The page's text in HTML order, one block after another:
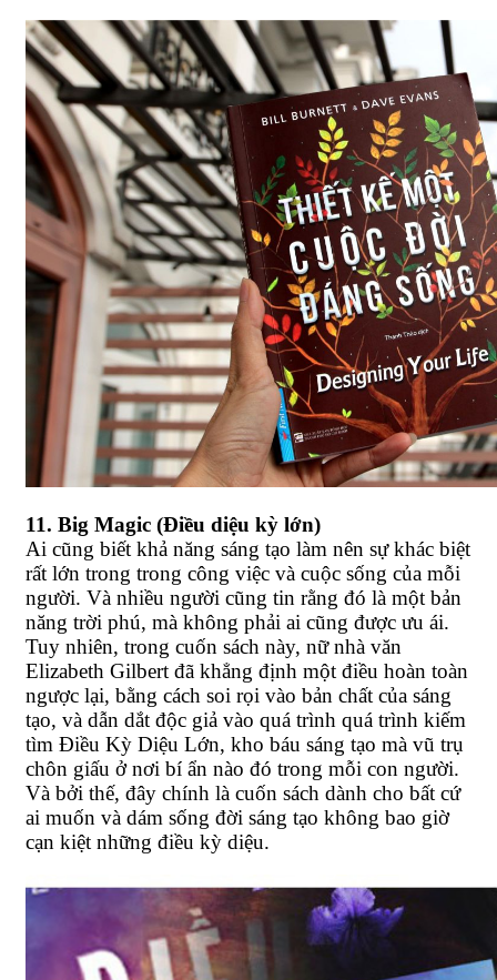
11. Big Magic (Điều diệu kỳ lớn)
Ai cũng biết khả năng sáng tạo làm nên sự khác biệt
rất lớn trong trong công việc và cuộc sống của mỗi
người. Và nhiều người cũng tin rằng đó là một bản
năng trời phú, mà không phải ai cũng được ưu ái.
Tuy nhiên, trong cuốn sách này, nữ nhà văn
Elizabeth Gilbert đã khẳng định một điều hoàn toàn
ngược lại, bằng cách soi rọi vào bản chất của sáng
tạo, và dẫn dắt độc giả vào quá trình quá trình kiếm
tìm Điều Kỳ Diệu Lớn, kho báu sáng tạo mà vũ trụ
chôn giấu ở nơi bí ẩn nào đó trong mỗi con người.
Và bởi thế, đây chính là cuốn sách dành cho bất cứ
ai muốn và dám sống đời sáng tạo không bao giờ
cạn kiệt những điều kỳ diệu.